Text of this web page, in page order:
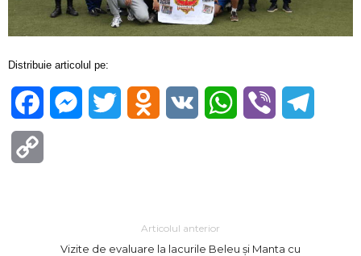
Distribuie articolul pe:
FacebookMessenger
Twitter Odnoklassniki
VK WhatsApp
Viber
Articolul anterior
Vizite de evaluare la lacurile Beleu și Manta cu